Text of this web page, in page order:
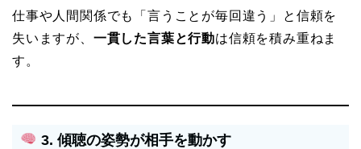
仕事や人間関係でも「言うことが毎回違う」と信頼を
失いますが、 一貫した言葉と行動は信頼を積み重ねま
す。
3. 傾聴の姿勢が相手を動かす